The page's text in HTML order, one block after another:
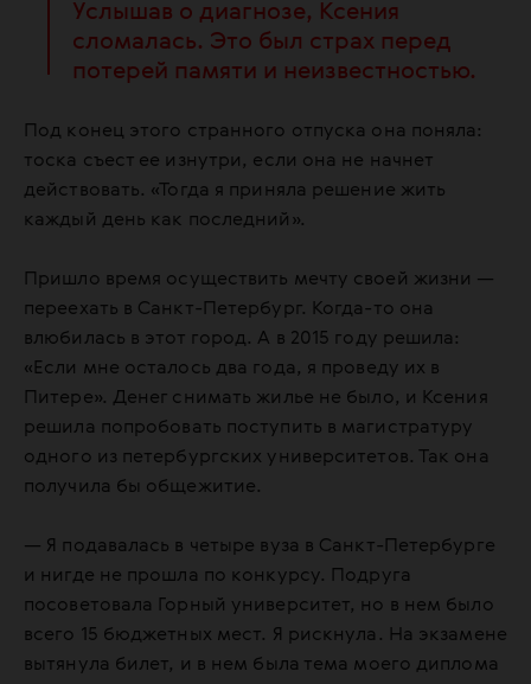
Услышав о диагнозе, Ксения
сломалась. Это был страх перед
потерей памяти и неизвестностью.
Под конец этого странного отпуска она поняла:
тоска съест ее изнутри, если она не начнет
действовать. «Тогда я приняла решение жить
каждый день как последний».
Пришло время осуществить мечту своей жизни —
переехать в Санкт-Петербург. Когда-то она
влюбилась в этот город. А в 2015 году решила:
«Если мне осталось два года, я проведу их в
Питере». Денег снимать жилье не было, и Ксения
решила попробовать поступить в магистратуру
одного из петербургских университетов. Так она
получила бы общежитие.
— Я подавалась в четыре вуза в Санкт-Петербурге
и нигде не прошла по конкурсу. Подруга
посоветовала Горный университет, но в нем было
всего 15 бюджетных мест. Я рискнула. На экзамене
вытянула билет, и в нем была тема моего диплома